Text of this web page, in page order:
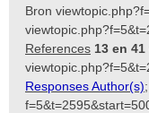
Bron
References 13 en 41
Responses Author(s)